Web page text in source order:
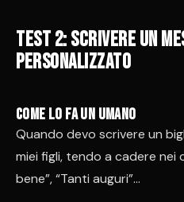
Test 2: scrivere un
personalizzato
Come lo fa un umano
Quando devo scrivere un
miei figli, tendo a cadere nei
bene”, “Tanti auguri”…